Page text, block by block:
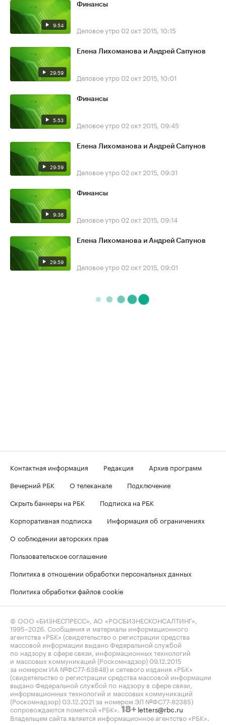
9:54
Финансы
Деловое утро 02 окт 2015, 10:15
29:59
Елена Лихоманова и Андрей Сапунов
Деловое утро 02 окт 2015, 10:01
5:53
Финансы
Деловое утро 02 окт 2015, 09:45
29:59
Елена Лихоманова и Андрей Сапунов
Деловое утро 02 окт 2015, 09:31
9:36
Финансы
Деловое утро 02 окт 2015, 09:14
29:59
Елена Лихоманова и Андрей Сапунов
Деловое утро 02 окт 2015, 09:01
Контактная информация Редакция
Архив программ
Вечерний РБК
О телеканале
Подключение
Скрыть баннеры на РБК
Подписка на РБК
Корпоративная подписка
Информация об ограничениях
О соблюдении авторских прав
Пользовательское соглашение
Политика в отношении обработки персональных данных
Политика обработки файлов cookie
© ООО «БИЗНЕСПРЕСС», АО «РОСБИЗНЕСКОНСАЛТИНГ»,
1995–2026 . Сообщения и материалы информационного
агентства «РБК» (свидетельство о регистрации средства
массовой информации выдано Федеральной службой
по надзору в сфере связи, информационных технологий
и массовых коммуникаций (Роскомнадзор) 09.12.2015
за номером ИА №ФС77-63848) и сетевого издания «РБК»
(свидетельство о регистрации средства массовой информации
выдано Федеральной службой по надзору в сфере связи,
информационных технологий и массовых коммуникаций
(Роскомнадзор) 03.12.2021 за номером ЭЛ №ФС77-82385)
сопровождаются пометкой «РБК». 18+ letters@rbc.ru
Владельцем сайта является информационное агентство «РБК».